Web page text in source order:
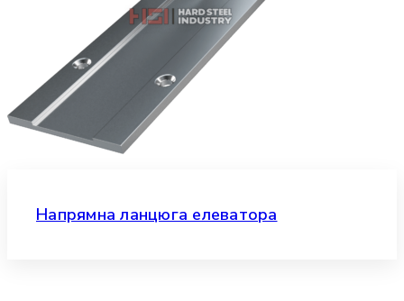
Напрямна ланцюга елеватора